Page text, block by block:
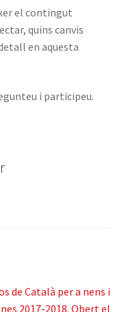
el contingut
quins canvis
en aquesta
i participeu.
de Català per a nens i
2017-2018. Obert el